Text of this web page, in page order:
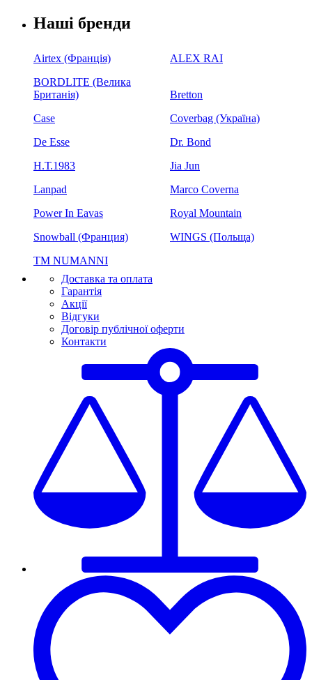
Наші бренди
Airtex (Франція)
ALEX RAI
BORDLITE (Велика
Британія)
Bretton
Case
Coverbag (Україна)
De Esse
Dr. Bond
H.Т.1983
Jia Jun
Lanpad
Marco Coverna
Power In Eavas
Royal Mountain
Snowball (Франция)
WINGS (Польща)
ТМ NUMANNI
Доставка та оплата
Гарантія
Акції
Відгуки
Договір публічної оферти
Контакти